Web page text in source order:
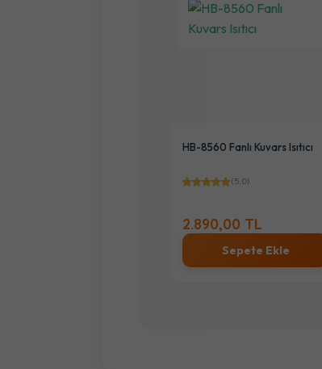
HB-8560 Fanlı Kuvars Isıtıcı
(5.0)
2.890,00 TL
Sepete Ekle